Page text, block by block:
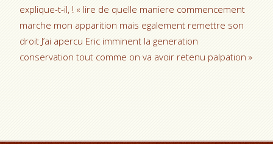
explique-t-il, ! « lire de quelle maniere commencement
marche mon apparition mais egalement remettre son
droit J’ai apercu Eric imminent la generation
conservation tout comme on va avoir retenu palpation »